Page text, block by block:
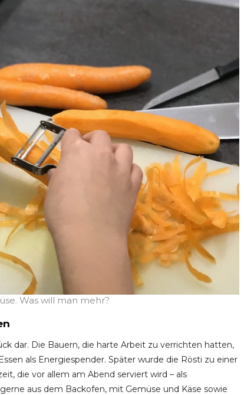
Was will man mehr?
dar. Die Bauern, die harte Arbeit zu verrichten hatten,
als Energiespender. Später wurde die Rösti zu einer
die vor allem am Abend serviert wird – als
aus dem Backofen, mit Gemüse und Käse sowie